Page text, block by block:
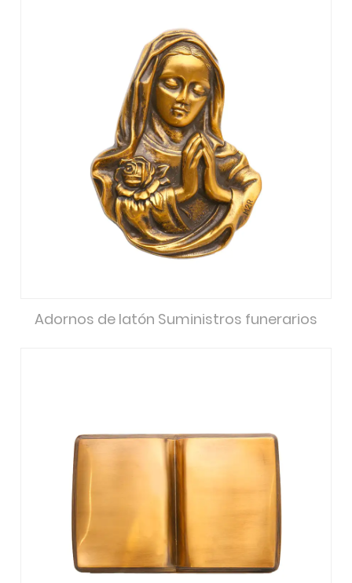
Adornos de latón Suministros funerarios